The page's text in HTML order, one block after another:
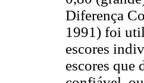
Diferença
1991) foi
escores
escores que